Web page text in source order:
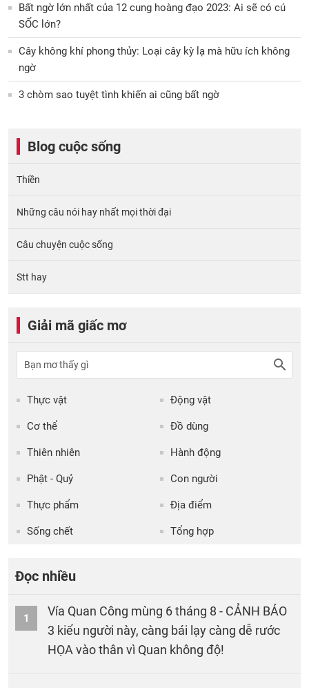
Bất ngờ lớn nhất của 12 cung hoàng đạo 2023: Ai sẽ có cú
SỐC lớn?
Cây không khí phong thủy: Loại cây kỳ lạ mà hữu ích không
ngờ
3 chòm sao tuyệt tình khiến ai cũng bất ngờ
Blog cuộc sống
Thiền
Những câu nói hay nhất mọi thời đại
Câu chuyện cuộc sống
Stt hay
Giải mã giấc mơ
Thực vật Động vật
Cơ thể Đồ dùng
Thiên nhiên Hành động
Phật - Quỷ Con người
Thực phẩm Địa điểm
Sống chết Tổng hợp
Đọc nhiều
1
Vía Quan Công mùng 6 tháng 8 - CẢNH BÁO
3 kiểu người này, càng bái lạy càng dễ rước
HỌA vào thân vì Quan không độ!